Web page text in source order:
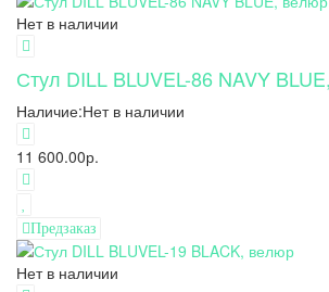
Нет в наличии
Стул DILL BLUVEL-86 NAVY
Наличие:Нет в наличии
11 600.00р.
Предзаказ
Нет в наличии